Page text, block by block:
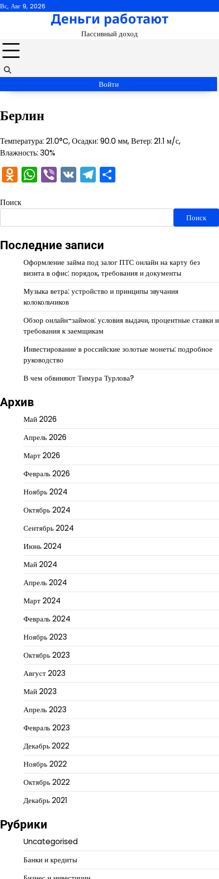
Перейти
Вс, Авг 9, 2026
Деньги работают
Пассивный доход
Войти
Берлин
Температура: 21.0°C, Осадки: 90.0 мм, Ветер: 21.1 м/с,
Влажность: 30%
Odnoklassniki
WhatsApp
Viber
VKTelegram
Поиск
Поиск
Последние записи
Оформление займа под залог ПТС онлайн на карту без
визита в офис: порядок, требования и документы
Музыка ветра: устройство и принципы звучания
колокольчиков
Обзор онлайн-займов: условия выдачи, процентные ставки и
требования к заемщикам
Инвестирование в российские золотые монеты: подробное
руководство
В чем обвиняют Тимура Турлова?
Архив
Май 2026
Апрель 2026
Март 2026
Февраль 2026
Ноябрь 2024
Октябрь 2024
Сентябрь 2024
Июнь 2024
Май 2024
Апрель 2024
Март 2024
Февраль 2024
Ноябрь 2023
Октябрь 2023
Август 2023
Май 2023
Апрель 2023
Февраль 2023
Декабрь 2022
Ноябрь 2022
Октябрь 2022
Декабрь 2021
Рубрики
Uncategorised
Банки и кредиты